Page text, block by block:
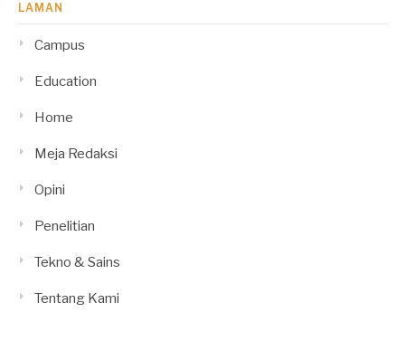
LAMAN
Campus
Education
Home
Meja Redaksi
Opini
Penelitian
Tekno & Sains
Tentang Kami